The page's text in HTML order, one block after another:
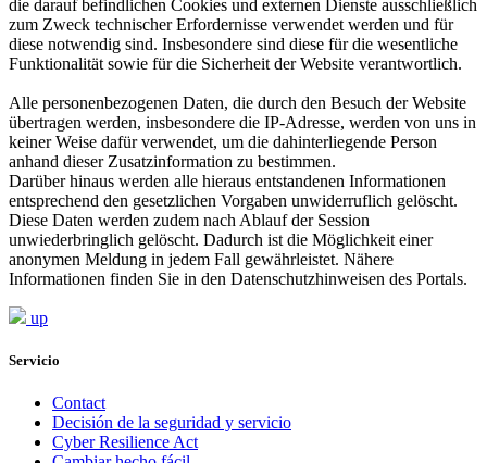
die darauf befindlichen Cookies und externen Dienste ausschließlich
zum Zweck technischer Erfordernisse verwendet werden und für
diese notwendig sind. Insbesondere sind diese für die wesentliche
Funktionalität sowie für die Sicherheit der Website verantwortlich.
Alle personenbezogenen Daten, die durch den Besuch der Website
übertragen werden, insbesondere die IP-Adresse, werden von uns in
keiner Weise dafür verwendet, um die dahinterliegende Person
anhand dieser Zusatzinformation zu bestimmen.
Darüber hinaus werden alle hieraus entstandenen Informationen
entsprechend den gesetzlichen Vorgaben unwiderruflich gelöscht.
Diese Daten werden zudem nach Ablauf der Session
unwiederbringlich gelöscht. Dadurch ist die Möglichkeit einer
anonymen Meldung in jedem Fall gewährleistet. Nähere
Informationen finden Sie in den Datenschutzhinweisen des Portals.
up
Servicio
Contact
Decisión de la seguridad y servicio
Cyber Resilience Act